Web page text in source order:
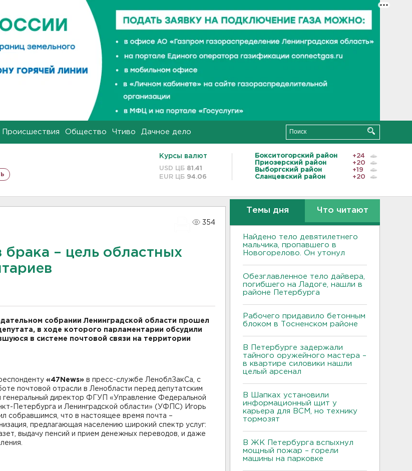
Происшествия Общество Чтиво Дачное дело
Курсы валют
USD ЦБ 81.41
EUR ЦБ 94.06
Бокситогорский район
+24
Приозерский район
+20
Выборгский район
+19
Сланцевский район
+20
354
брака – цель областных
собрании Ленинградской области прошел
в ходе которого парламентарии обсудили
в системе почтовой связи на территории
«47News» в пресс-службе ЛеноблЗакСа, с
почтовой отрасли в Ленобласти перед депутатским
генеральный директор ФГУП «Управление Федеральной
Петербурга и Ленинградской области» (УФПС) Игорь
собравшимся, что в настоящее время почта –
предлагающая населению широкий спектр услуг:
выдачу пенсий и прием денежных переводов, и даже
Темы дня Что читают
Найдено тело девятилетнего
мальчика, пропавшего в
Новогорелово. Он утонул
Обезглавленное тело дайвера,
погибшего на Ладоге, нашли в
районе Петербурга
Рабочего придавило бетонным
блоком в Тосненском районе
В Петербурге задержали
тайного оружейного мастера –
в квартире силовики нашли
целый арсенал
В Шапках установили
информационный щит у
карьера для ВСМ, но технику
тормозят
В ЖК Петербурга вспыхнул
мощный пожар – горели
машины на парковке